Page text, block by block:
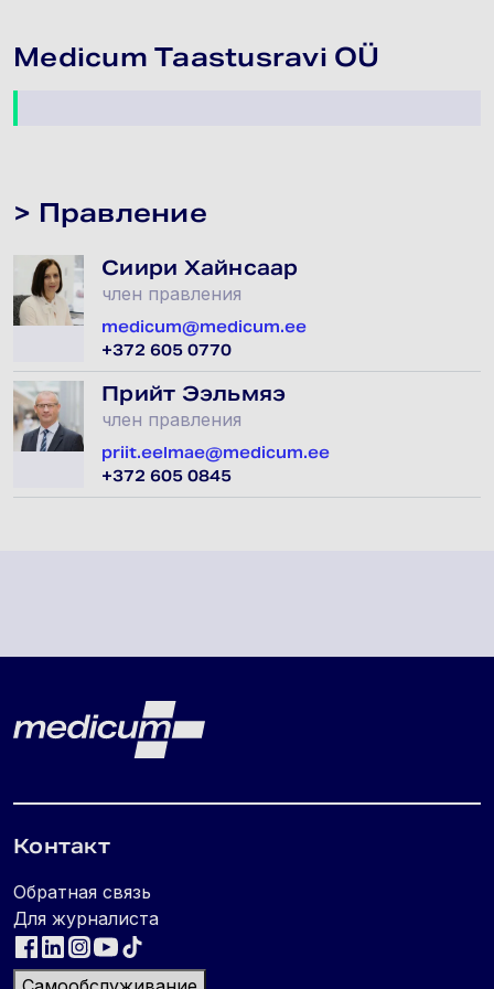
Medicum Taastusravi OÜ
> Правление
Сиири Хайнсаар
член правления
medicum@medicum.ee
+372 605 0770
Прийт Ээльмяэ
член правления
priit.eelmae@medicum.ee
+372 605 0845
Lehe jalus
Контакт
Обратная связь
Для журналиста